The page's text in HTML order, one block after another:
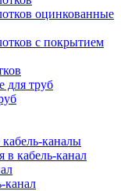
оцинкованные
с покрытием
для труб
каналы
в кабель-канал
канал